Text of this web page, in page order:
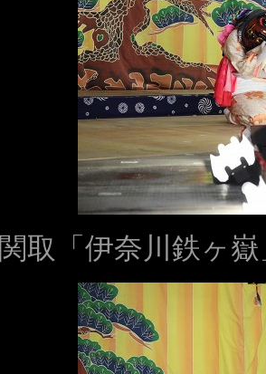
関取「伊奈川鉄ヶ